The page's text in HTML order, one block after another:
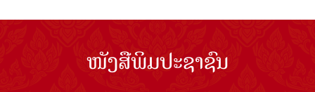
ໜັງສືພິມປະຊາຊົນ